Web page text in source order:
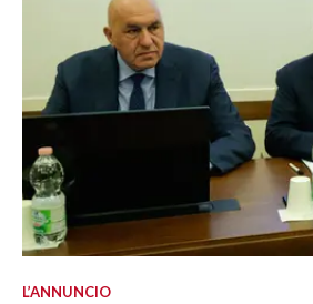
L’ANNUNCIO